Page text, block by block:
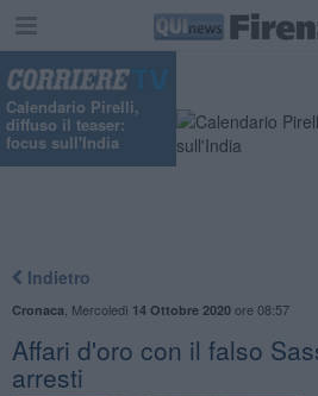
Calendario Pirelli,
diffuso il teaser:
focus sull'India
Indietro
Cronaca Mercoledì 14 Ottobre 2020ore 08:57
Affari d'oro con il falso
arresti